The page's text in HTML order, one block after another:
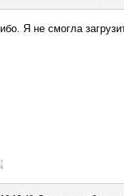
Я не смогла